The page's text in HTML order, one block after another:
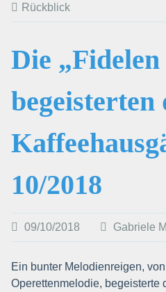
Rückblick
Die
begeisterten
10/2018
09/10/2018 Gabriele
Ein bunter Melodienreigen,
Operettenmelodie, begeisterte